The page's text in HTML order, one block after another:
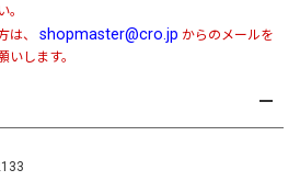
。
は、 shopmaster@cro.jp からのメールを
いします。